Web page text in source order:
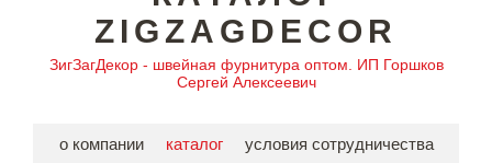
ZIGZAGDECOR
ЗигЗагДекор - швейная фурнитура оптом. ИП Горшков
Сергей Алексеевич
о компании каталог
условия сотрудничества